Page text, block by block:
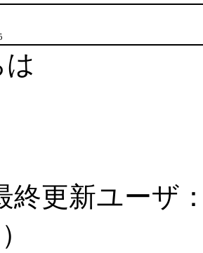
終更新ユーザ